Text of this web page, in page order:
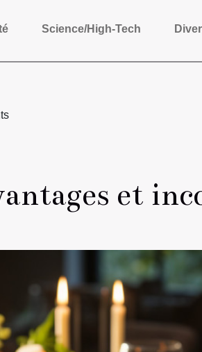
Science/High-Tech
et